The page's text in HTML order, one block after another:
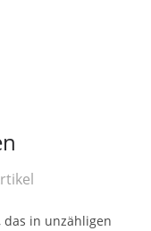
das in unzähligen